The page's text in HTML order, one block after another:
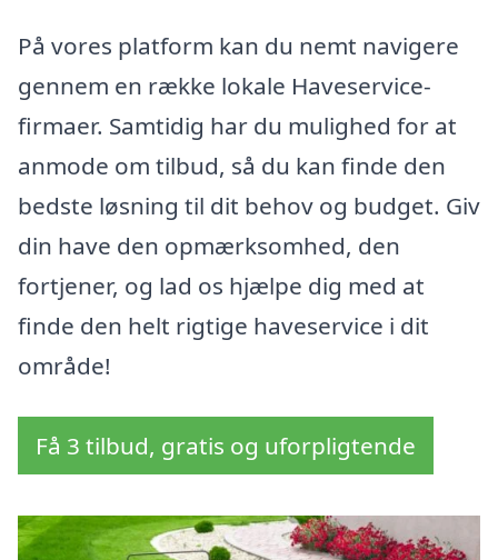
På vores platform kan du nemt navigere
gennem en række lokale Haveservice-
firmaer. Samtidig har du mulighed for at
anmode om tilbud, så du kan finde den
bedste løsning til dit behov og budget. Giv
din have den opmærksomhed, den
fortjener, og lad os hjælpe dig med at
finde den helt rigtige haveservice i dit
område!
Få 3 tilbud, gratis og uforpligtende